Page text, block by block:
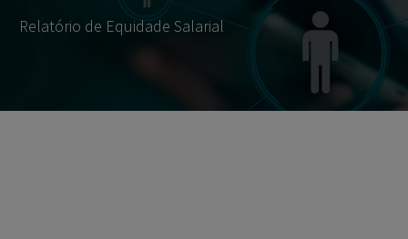
Relatório de Equidade Salarial